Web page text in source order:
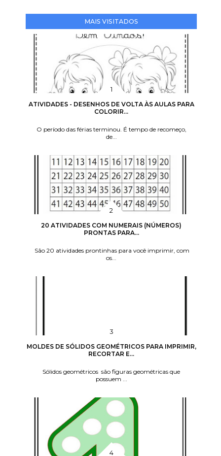
MAIS VISITADOS
ATIVIDADES - DESENHOS DE VOLTA ÀS AULAS PARA
COLORIR...
O período das férias terminou. É tempo de recomeço,
de...
20 ATIVIDADES COM NUMERAIS (NÚMEROS)
PRONTAS PARA...
São 20 atividades prontinhas para você imprimir, com
os...
MOLDES DE SÓLIDOS GEOMÉTRICOS PARA IMPRIMIR,
RECORTAR E...
Sólidos geométricos são figuras geométricas que
possuem ...